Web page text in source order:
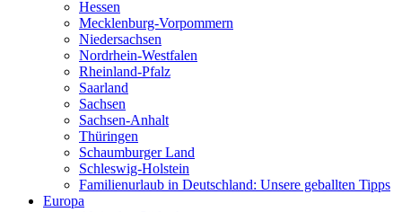
Hessen
Mecklenburg-Vorpommern
Niedersachsen
Nordrhein-Westfalen
Rheinland-Pfalz
Saarland
Sachsen
Sachsen-Anhalt
Thüringen
Schaumburger Land
Schleswig-Holstein
Familienurlaub in Deutschland: Unsere geballten Tipps
Europa